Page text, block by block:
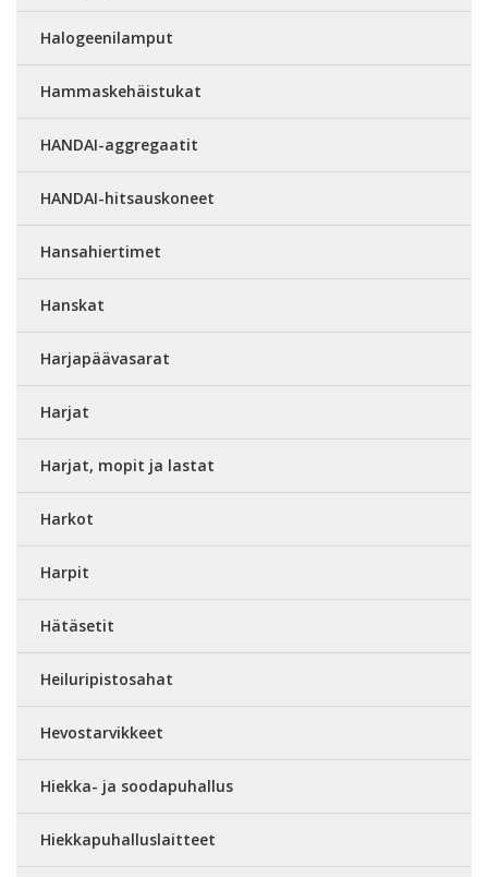
Halogeenilamput
Hammaskehäistukat
HANDAI-aggregaatit
HANDAI-hitsauskoneet
Hansahiertimet
Hanskat
Harjapäävasarat
Harjat
Harjat, mopit ja lastat
Harkot
Harpit
Hätäsetit
Heiluripistosahat
Hevostarvikkeet
Hiekka- ja soodapuhallus
Hiekkapuhalluslaitteet